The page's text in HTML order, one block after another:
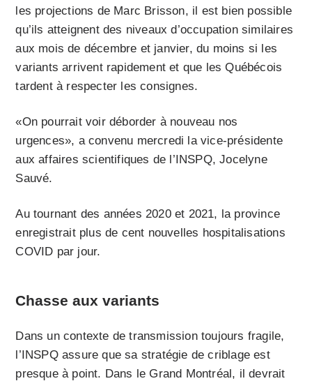
les projections de Marc Brisson, il est bien possible
qu’ils atteignent des niveaux d’occupation similaires
aux mois de décembre et janvier, du moins si les
variants arrivent rapidement et que les Québécois
tardent à respecter les consignes.
«On pourrait voir déborder à nouveau nos
urgences», a convenu mercredi la vice-présidente
aux affaires scientifiques de l’INSPQ, Jocelyne
Sauvé.
Au tournant des années 2020 et 2021, la province
enregistrait plus de cent nouvelles hospitalisations
COVID par jour.
Chasse aux variants
Dans un contexte de transmission toujours fragile,
l’INSPQ assure que sa stratégie de criblage est
presque à point. Dans le Grand Montréal, il devrait